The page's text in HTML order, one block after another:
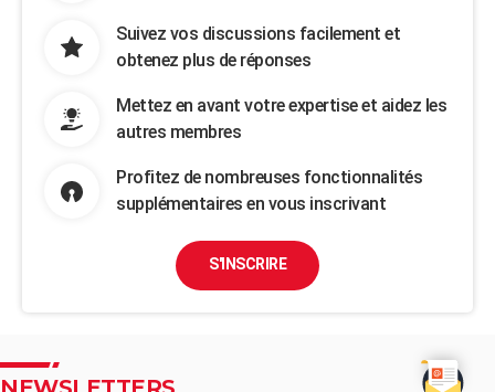
Suivez vos discussions facilement et
obtenez plus de réponses
Mettez en avant votre expertise et aidez les
autres membres
Profitez de nombreuses fonctionnalités
supplémentaires en vous inscrivant
S'INSCRIRE